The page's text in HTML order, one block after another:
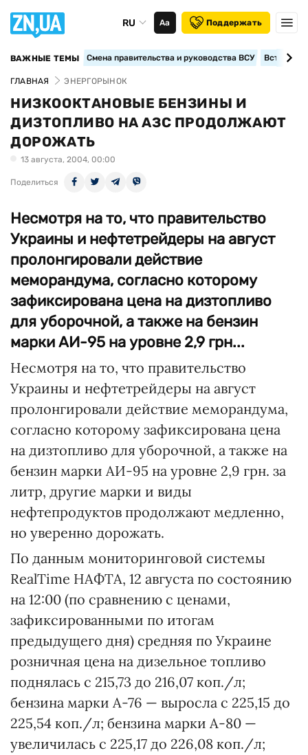
RU Аа Поддержать
ВАЖНЫЕ ТЕМЫ Смена правительства и руководства ВСУ
ГЛАВНАЯ ЭНЕРГОРЫНОК
НИЗКООКТАНОВЫЕ БЕНЗИНЫ И
ДИЗТОПЛИВО НА АЗС ПРОДОЛЖАЮТ
ДОРОЖАТЬ
13 августа, 2004, 00:00
Поделиться
Несмотря на то, что правительство
Украины и нефтетрейдеры на август
пролонгировали действие
меморандума, согласно которому
зафиксирована цена на дизтопливо
для уборочной, а также на бензин
марки АИ-95 на уровне 2,9 грн...
Несмотря на то, что правительство
Украины и нефтетрейдеры на август
пролонгировали действие меморандума,
согласно которому зафиксирована цена
на дизтопливо для уборочной, а также на
бензин марки АИ-95 на уровне 2,9 грн. за
литр, другие марки и виды
нефтепродуктов продолжают медленно,
но уверенно дорожать.
По данным мониторинговой системы
RealTime НАФТА, 12 августа по состоянию
на 12:00 (по сравнению с ценами,
зафиксированными по итогам
предыдущего дня) средняя по Украине
розничная цена на дизельное топливо
поднялась с 215,73 до 216,07 коп./л;
бензина марки А-76 — выросла с 225,15 до
225,54 коп./л; бензина марки А-80 —
увеличилась с 225,17 до 226,08 коп./л;